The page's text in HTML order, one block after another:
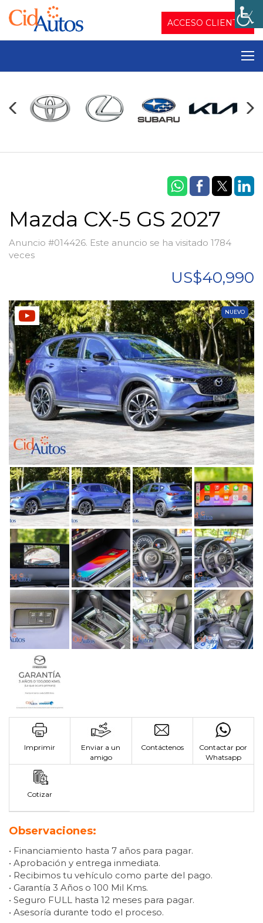
ACCESO CLIENTES
Mazda CX-5 GS 2027
Anuncio #014426. Este anuncio se ha visitado 1784
veces
US$40,990
NUEVO
Imprimir
Enviar a un
amigo
Contáctenos
Contactar por
Whatsapp
Cotizar
Observaciones:
• Financiamiento hasta 7 años para pagar.
• Aprobación y entrega inmediata.
• Recibimos tu vehículo como parte del pago.
• Garantía 3 Años o 100 Mil Kms.
• Seguro FULL hasta 12 meses para pagar.
• Asesoría durante todo el proceso.